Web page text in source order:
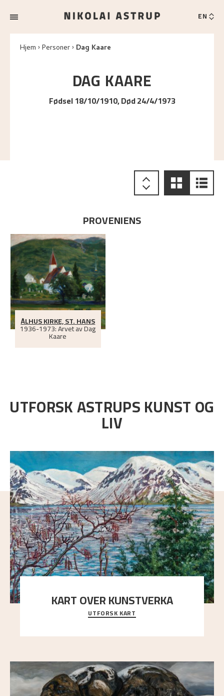
EN
Hjem Personer Dag Kaare
DAG KAARE
Fødsel 18/10/1910, Død 24/4/1973
PROVENIENS
ÅLHUS KIRKE, ST. HANS
1936-1973: Arvet av Dag
Kaare
UTFORSK ASTRUPS KUNST OG
LIV
KART OVER KUNSTVERKA
Utforsk stedene og utsiktene i Astrups malerier
UTFORSK KART